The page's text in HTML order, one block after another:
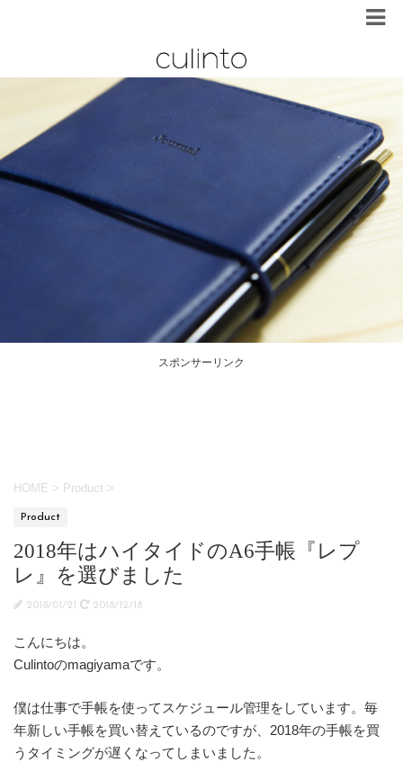
スポンサーリンク
HOME > Product >
Product
2018年はハイタイドのA6手帳『レプ
レ』を選びました
2018/01/21 2018/12/18
こんにちは。
Culintoのmagiyamaです。
僕は仕事で手帳を使ってスケジュール管理をしています。毎
年新しい手帳を買い替えているのですが、2018年の手帳を買
うタイミングが遅くなってしまいました。